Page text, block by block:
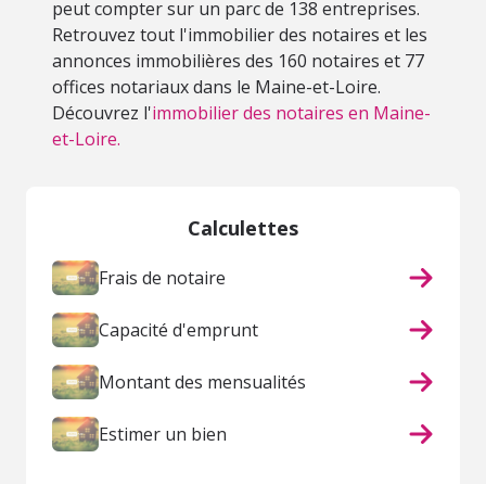
peut compter sur un parc de 138 entreprises.
Retrouvez tout l'immobilier des notaires et les
annonces immobilières des 160 notaires et 77
offices notariaux dans le Maine-et-Loire.
Découvrez l'immobilier des notaires en Maine-
et-Loire.
Calculettes
Frais de notaire
Capacité d'emprunt
Montant des mensualités
Estimer un bien